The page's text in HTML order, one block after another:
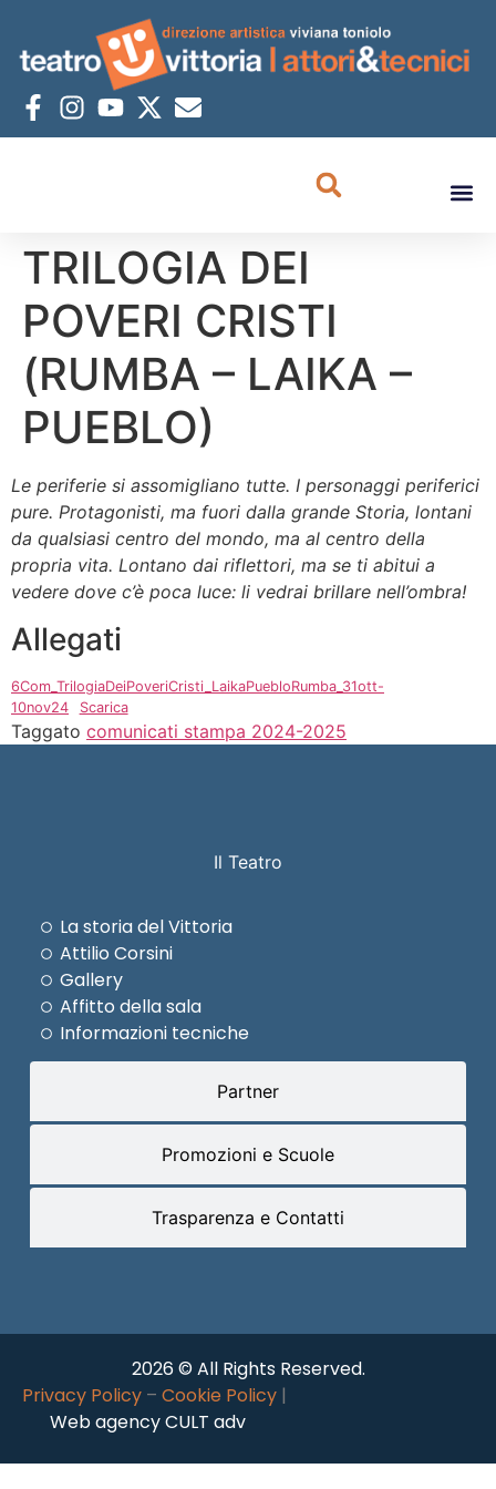
TRILOGIA DEI
POVERI CRISTI
(RUMBA – LAIKA –
PUEBLO)
Le periferie si assomigliano tutte. I personaggi periferici
pure. Protagonisti, ma fuori dalla grande Storia, lontani
da qualsiasi centro del mondo, ma al centro della
propria vita. Lontano dai riflettori, ma se ti abitui a
vedere dove c’è poca luce: li vedrai brillare nell’ombra!
Allegati
6Com_TrilogiaDeiPoveriCristi_LaikaPuebloRumba_31ott-
10nov24
Scarica
Taggato comunicati stampa 2024-2025
Il Teatro
Partner
Promozioni e Scuole
Trasparenza e Contatti
La storia del Vittoria
Attilio Corsini
Gallery
Affitto della sala
Informazioni tecniche
2026 © All Rights Reserved.
Privacy Policy – Cookie Policy |
Web agency CULT adv